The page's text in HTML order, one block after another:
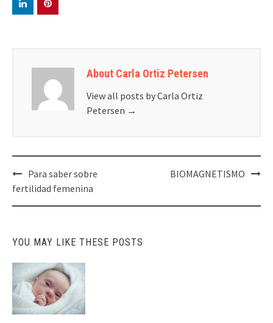
About Carla Ortiz Petersen
View all posts by Carla Ortiz
Petersen →
Post
navigation
Para saber sobre
fertilidad femenina
BIOMAGNETISMO
YOU MAY LIKE THESE POSTS